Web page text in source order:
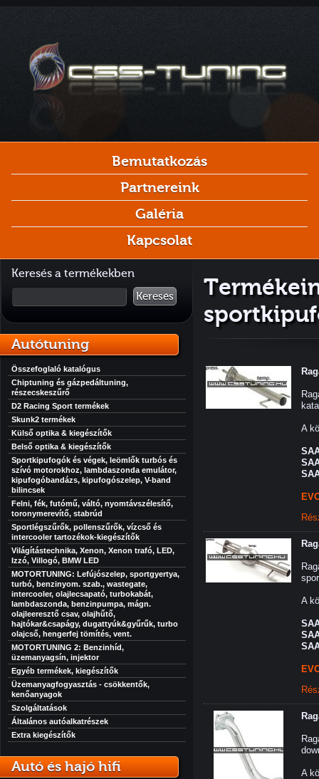
Bemutatkozás
Partnereink
Galéria
Kapcsolat
Keresés a termékekben
Keresés
Autótuning
Összefoglaló katalógus
Chiptuning és gázpedáltuning,
részecskeszűrő
D2 Racing Sport termékek
Skunk2 termékek
Külső optika & kiegészítők
Belső optika & kiegészítők
Sportkipufogók és végek, leömlők turbós és
szívó motorokhoz, lambdaszonda emulátor,
kipufogóbandázs, kipufogószelep, V-band
bilincsek
Felni, fék, futómű, váltó, nyomtávszélesítő,
toronymerevítő, stabrúd
Sportlégszűrők, pollenszűrők, vízcső és
intercooler tartozékok-kiegészítők
Világítástechnika, Xenon, Xenon trafó, LED,
Izzó, Villogó, BMW LED
MOTORTUNING: Lefújószelep, sportgyertya,
turbó, benzinyom. szab., wastegate,
intercooler, olajlecsapató, turbokabát,
lambdaszonda, benzinpumpa, mágn.
olajleeresztő csav, olajhűtő,
hajtókar&csapágy, dugattyúk&gyűrűk, turbo
olajcső, hengerfej tömítés, vent.
MOTORTUNING 2: Benzinhíd,
üzemanyagsín, injektor
Egyéb termékek, kiegészítők
Üzemanyagfogyasztás - csökkentők,
kenőanyagok
Szolgáltatások
Általános autóalkatrészek
Extra kiegészítők
Autó és hajó hifi
A
A
A